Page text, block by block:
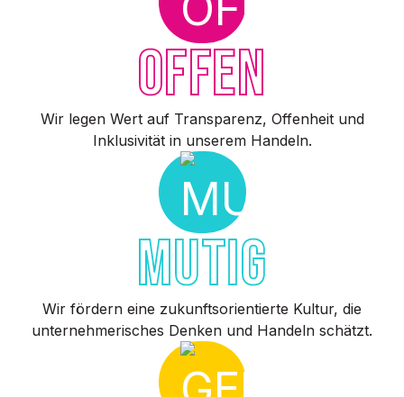
OFFEN
Wir legen Wert auf Transparenz, Offenheit und
Inklusivität in unserem Handeln.
MUTIG
Wir fördern eine zukunftsorientierte Kultur, die
unternehmerisches Denken und Handeln schätzt.